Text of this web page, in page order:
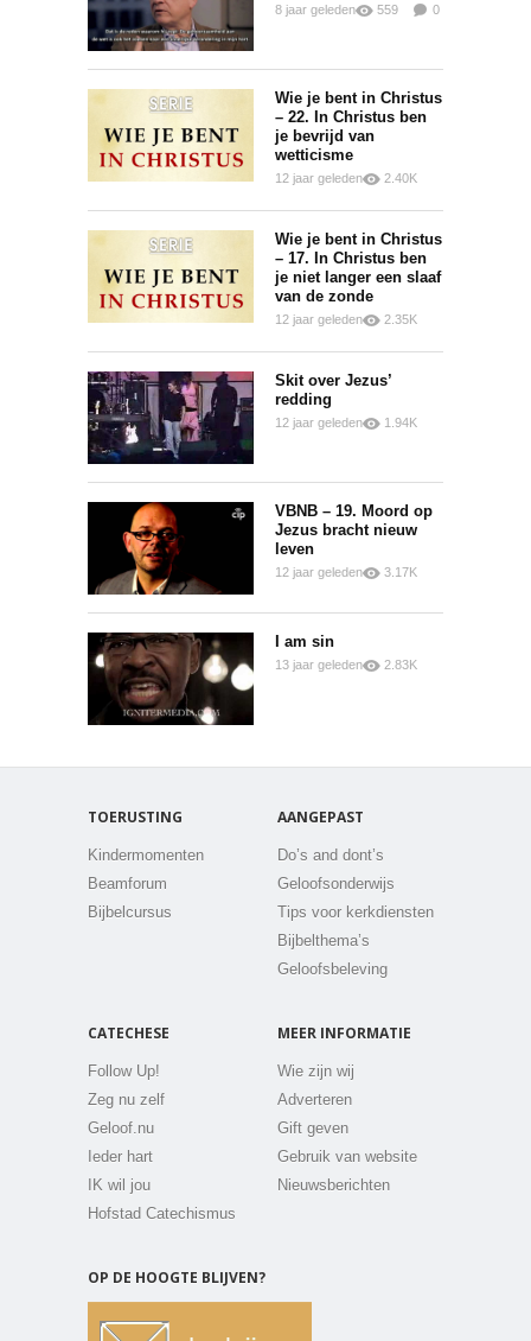
8 jaar geleden 559
0
Wie je bent in Christus
– 22. In Christus ben
je bevrijd van
wetticisme
12 jaar geleden
2.40K
Wie je bent in Christus
– 17. In Christus ben
je niet langer een slaaf
van de zonde
12 jaar geleden
2.35K
Skit over Jezus’
redding
12 jaar geleden
1.94K
VBNB – 19. Moord op
Jezus bracht nieuw
leven
12 jaar geleden
3.17K
I am sin
13 jaar geleden
2.83K
TOERUSTING
Kindermomenten
Beamforum
Bijbelcursus
AANGEPAST
Do’s and dont’s
Geloofsonderwijs
Tips voor kerkdiensten
Bijbelthema’s
Geloofsbeleving
CATECHESE
Follow Up!
Zeg nu zelf
Geloof.nu
Ieder hart
IK wil jou
Hofstad Catechismus
MEER INFORMATIE
Wie zijn wij
Adverteren
Gift geven
Gebruik van website
Nieuwsberichten
OP DE HOOGTE BLIJVEN?